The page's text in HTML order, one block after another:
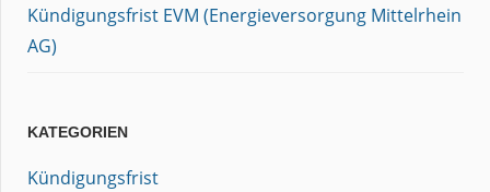
Kündigungsfrist EVM (Energieversorgung Mittelrhein
AG)
KATEGORIEN
Kündigungsfrist